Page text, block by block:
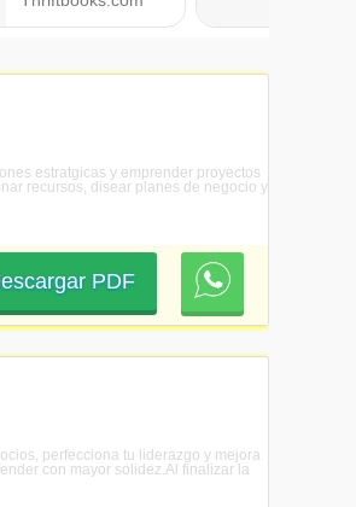
estratgicas y emprender proyectos
recursos, disear planes de negocio y
PDF
perfecciona tu liderazgo y mejora
con mayor solidez.Al finalizar la